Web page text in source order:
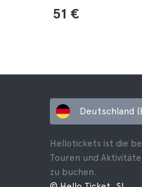
51 €
Deutschland
Hellotickets ist die
Touren und
zu buchen.